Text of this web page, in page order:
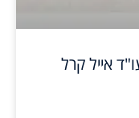
אייל קרל